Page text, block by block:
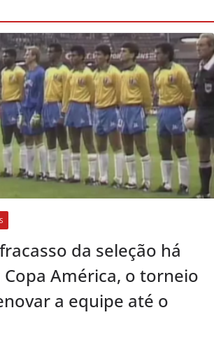
da seleção há
Copa América, o torneio
a equipe até o